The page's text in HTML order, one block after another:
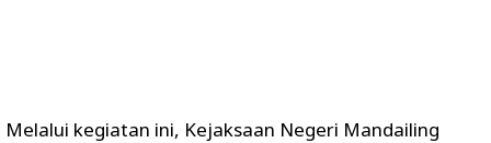
Melalui kegiatan ini, Kejaksaan Negeri Mandailing